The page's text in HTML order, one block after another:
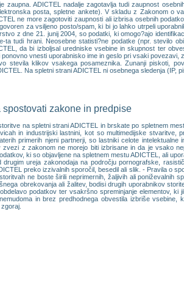
ADICTEL nadalje zagotavlja tudi zaupnost
posta, spletne ankete). V skladu z Zakonom o
ne more zagotoviti zaupnosti ali izbrisa osebnih
za vsiljeno posto/spam, ki bi jo lahko utrpeli
z dne 21. junij 2004, so podatki, ki omogo?ajo
tudi hrani. Neosebne statisti?ne podatke (npr. stevilo
da bi izboljsal uredniske vsebine in skupnost ter
vnesti uporabnisko ime in geslo pri vsaki
stevila klikov vsakega posameznika. Zunanji piskoti,
Na spletni strani ADICTEL ni osebnega sledenja (IP,
zakone in predpise
na spletni strani ADICTEL in brskate po spletnem
in industrijski lastnini, kot so multimedijske stvaritve,
primerih njeni partnerji, so lastniki celote
z zakonom ne morejo biti izbrisane in da je vsako
ki so objavljene na spletnem mestu ADICTEL, ali
ureja zakonodaja na področju pornografske,
preko izzivalnih sporočil, besedil ali slik. - Pravila o
ne boste širili neprimernih, žaljivih ali poniževalnih
obrekovanja ali žalitev, bodisi drugih uporabnikov
podatkov ter vsakršno spreminjanje elementov, ki
in brez predhodnega obvestila izbriše